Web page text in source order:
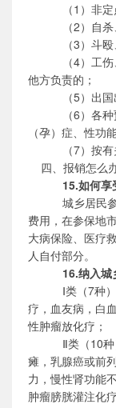
（1）非
（2）自杀
（3）斗殴
（4）工
他方负责的；
（5）出国
（6）各
（孕）症、性功
（7）按有
四、报销怎么
15.如何享
城乡居民
费用，在参保地
大病保险、医疗
人自付部分。
16.纳入城
Ⅰ类（7种
疗，血友病，白
性肿瘤放化疗；
Ⅱ类（10种
瘫，乳腺癌或前
力，慢性肾功能
肿瘤膀胱灌注化